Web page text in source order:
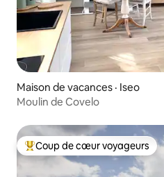
Maison de vacances · Iseo
Moulin de Covelo
Coup de cœur voyageurs
Coup de cœur voyageurs